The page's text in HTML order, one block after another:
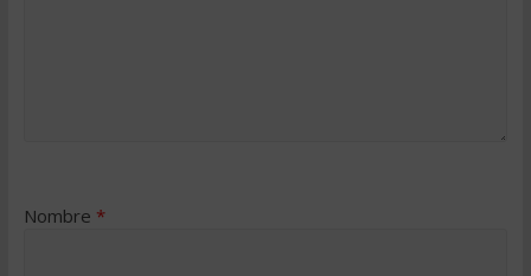
Nombre *